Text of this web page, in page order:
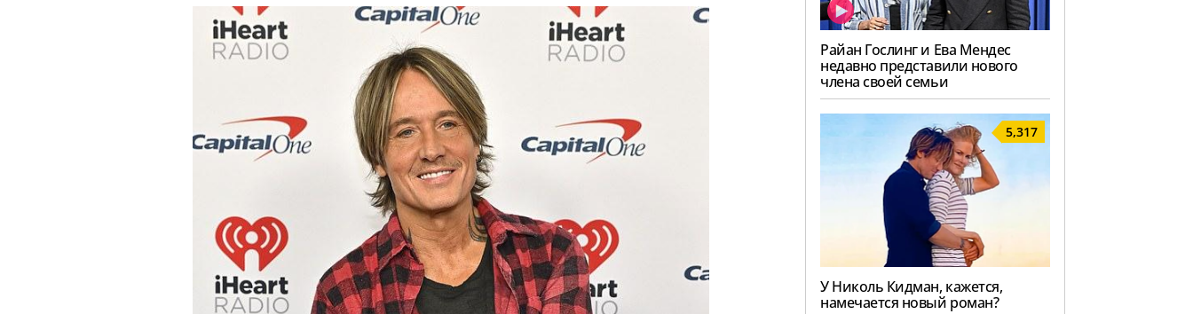
Райан Гослинг и Ева Мендес
недавно представили нового
члена своей семьи
5,317
У Николь Кидман, кажется,
намечается новый роман?